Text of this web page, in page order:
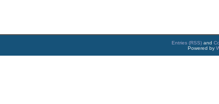
Entries (RSS) and
Powered by